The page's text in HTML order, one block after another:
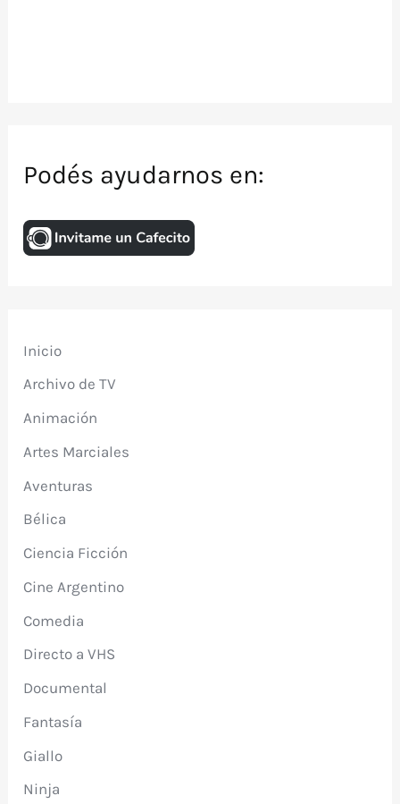
Podés ayudarnos en:
Inicio
Archivo de TV
Animación
Artes Marciales
Aventuras
Bélica
Ciencia Ficción
Cine Argentino
Comedia
Directo a VHS
Documental
Fantasía
Giallo
Ninja